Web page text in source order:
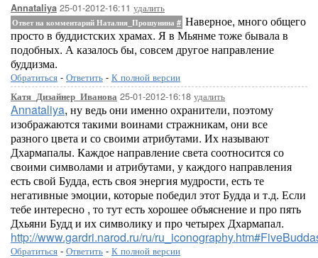
Annataliya 25-01-2012-16:11 удалить
Ответ на комментарий Наталия_Прошунина # Наверное, много общего
просто в буддистских храмах. Я в Мьянме тоже бывала в
подобных. А казалось бы, совсем другое направление
буддизма.
Обратиться - Ответить - К полной версии
Катя_Дизайнер_Иванова 25-01-2012-16:18 удалить
Annataliya, ну ведь они именно охранители, поэтому
изображаются такими воинами стражникам, они все
разного цвета и со своими атрибутами. Их называют
Дхармапалы. Каждое направление света соотносится со
своими символами и атрибутами, у каждого направления
есть свой Будда, есть своя энергия мудрости, есть те
негативные эмоции, которые победил этот Будда и т.д. Если
тебе интересно , то тут есть хорошее объяснение и про пять
Дхьяни Будд и их символику и про четырех Дхармапал.
http://www.gardri.narod.ru/ru/
Обратиться - Ответить - К полной версии